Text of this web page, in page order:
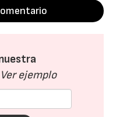
Ver ejemplo